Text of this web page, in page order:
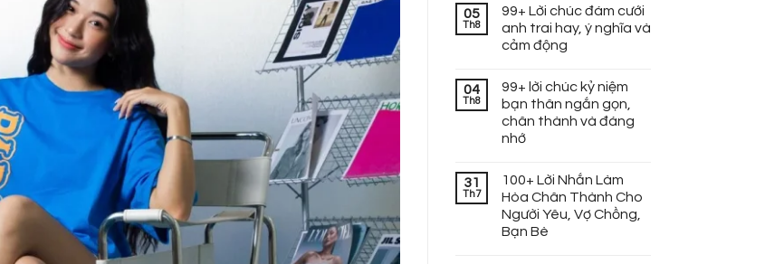
05
Th8
99+ Lời chúc đám cưới
anh trai hay, ý nghĩa và
cảm động
04
Th8
99+ lời chúc kỷ niệm
bạn thân ngắn gọn,
chân thành và đáng
nhớ
31
Th7
100+ Lời Nhắn Làm
Hòa Chân Thành Cho
Người Yêu, Vợ Chồng,
Bạn Bè